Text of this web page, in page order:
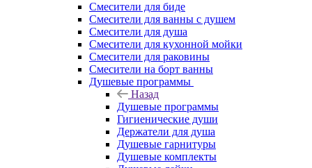
Смесители для биде
Смесители для ванны с душем
Смесители для душа
Смесители для кухонной мойки
Смесители для раковины
Смесители на борт ванны
Душевые программы
Назад
Душевые программы
Гигиенические души
Держатели для душа
Душевые гарнитуры
Душевые комплекты